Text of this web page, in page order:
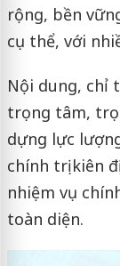
rộng, bền
cụ thể, với
Nội dung, chỉ
trọng tâm,
dựng lực
chính trị kiên
nhiệm vụ
toàn diện.